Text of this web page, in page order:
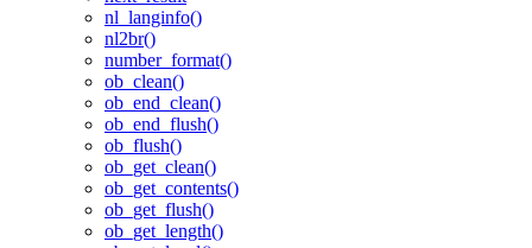
nl_langinfo()
nl2br()
number_format()
ob_clean()
ob_end_clean()
ob_end_flush()
ob_flush()
ob_get_clean()
ob_get_contents()
ob_get_flush()
ob_get_length()